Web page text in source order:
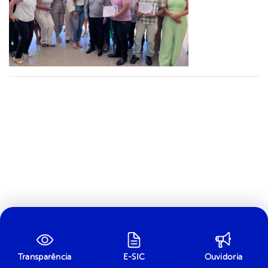
Transparência E-SIC Ouvidoria